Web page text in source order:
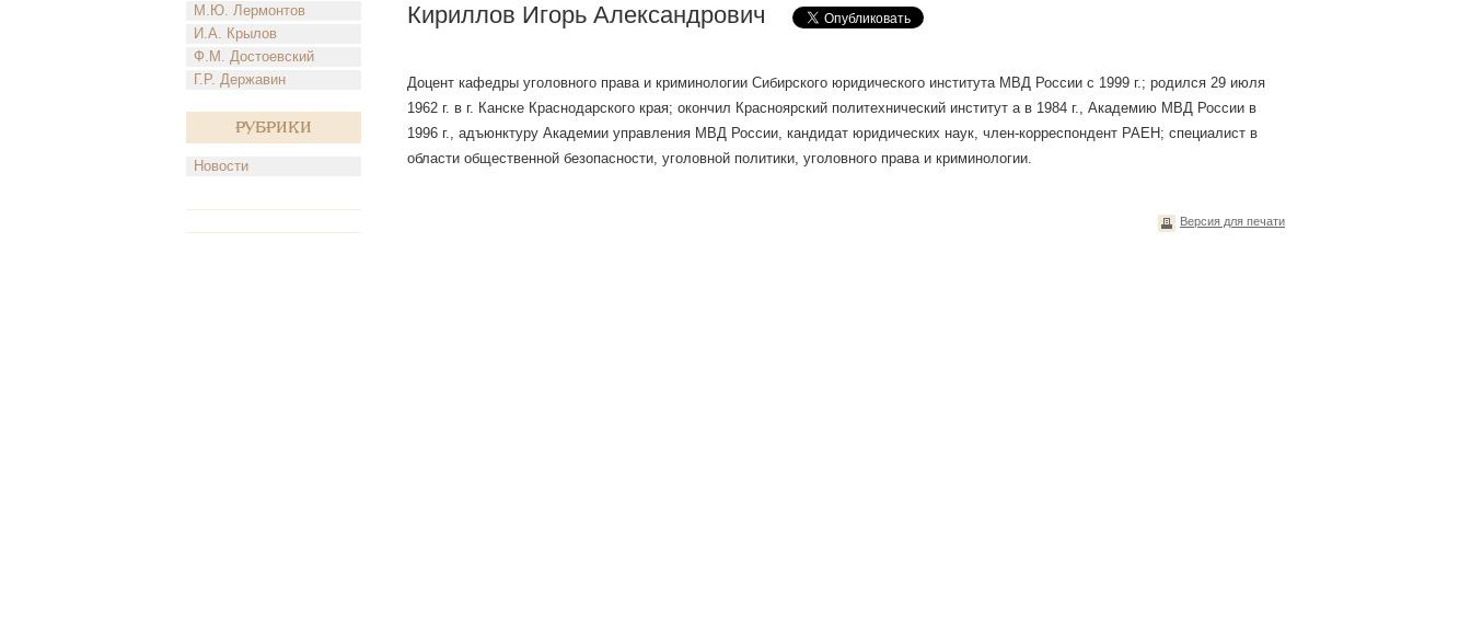
М.Ю. Лермонтов
И.А. Крылов
Ф.М. Достоевский
Г.Р. Державин
Рубрики
Новости
Кириллов Игорь Александрович
Доцент кафедры уголовного права и криминологии Сибирского юридического института МВД России с 1999 г.; родился 29 июля
1962 г. в г. Канске Краснодарского края; окончил Красноярский политехнический институт а в 1984 г., Академию МВД России в
1996 г., адъюнктуру Академии управления МВД России, кандидат юридических наук, член-корреспондент РАЕН; специалист в
области общественной безопасности, уголовной политики, уголовного права и криминологии.
Версия для печати